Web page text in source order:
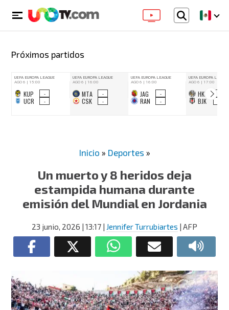
Próximos partidos
Inicio » Deportes »
Un muerto y 8 heridos deja
estampida humana durante
emisión del Mundial en Jordania
23 junio, 2026 | 13:17 | Jennifer Turrubiartes | AFP